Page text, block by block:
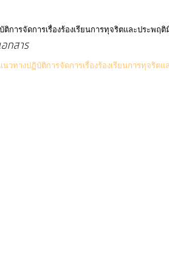
การจัดการเรื่องร้องเรียนการทุจริตและประพฤ
กสาร
วทางปฏิบัติการจัดการเรื่องร้องเรียนการทุจริต